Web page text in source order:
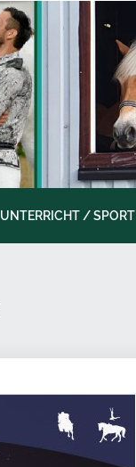
UNTERRICHT / SPORT